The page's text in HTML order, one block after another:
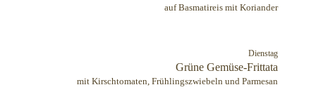
auf Basmatireis mit Koriander
Dienstag
Grüne Gemüse-Frittata
mit Kirschtomaten, Frühlingszwiebeln und Parmesan